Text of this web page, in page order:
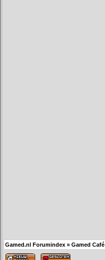
Gamed.nl Forumindex » Gamed Café